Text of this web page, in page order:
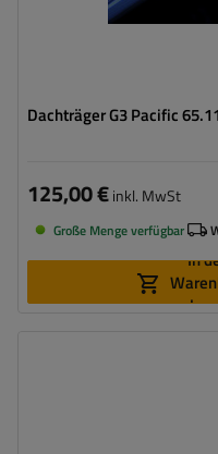
Dachträger G3 Pacific
125,00 €inkl. MwSt
Große Menge verfügbar
In